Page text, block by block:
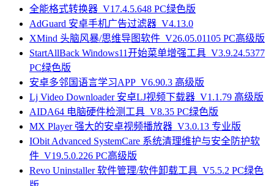
全能格式转换器_V17.4.5.648 PC绿色版
AdGuard 安卓手机广告过滤器_V4.13.0
XMind 头脑风暴/思维导图软件_V26.05.01105 PC高级版
StartAllBack Windows11开始菜单增强工具_V3.9.24.5377
PC绿色版
安卓多邻国语言学习APP_V6.90.3 高级版
Lj Video Downloader 安卓LJ视频下载器_V1.1.79 高级版
AIDA64 电脑硬件检测工具_V8.35 PC绿色版
MX Player 强大的安卓视频播放器_V3.0.13 专业版
IObit Advanced SystemCare 系统清理维护与安全防护软
件_V19.5.0.226 PC高级版
Revo Uninstaller 软件管理/软件卸载工具_V5.5.2 PC绿色